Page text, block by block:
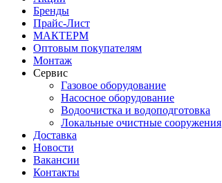
Бренды
Прайс-Лист
МАКТЕРМ
Оптовым покупателям
Монтаж
Сервис
Газовое оборудование
Насосное оборудование
Водоочистка и водоподготовка
Локальные очистные сооружения
Доставка
Новости
Вакансии
Контакты